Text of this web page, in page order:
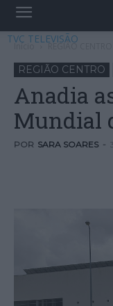
TVC TELEVISÃO
Início REGIÃO CENTRO
REGIÃO CENTRO
Anadia
Mundial
POR SARA SOARES -